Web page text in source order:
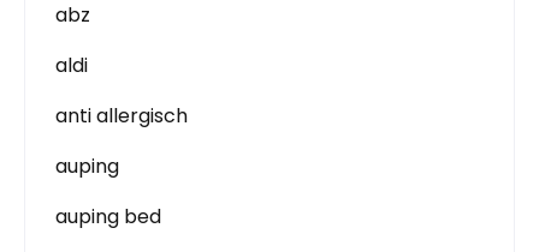
abz
aldi
anti allergisch
auping
auping bed